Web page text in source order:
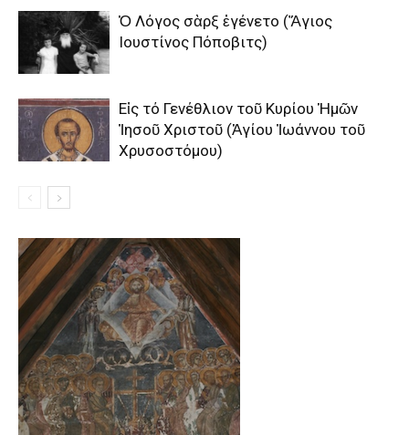
Ὁ Λόγος σὰρξ ἐγένετο (Ἅγιος
Ιουστίνος Πόποβιτς)
Εἰς τό Γενέθλιον τοῦ Κυρίου Ἡμῶν
Ἰησοῦ Χριστοῦ (Ἁγίου Ἰωάννου τοῦ
Χρυσοστόμου)